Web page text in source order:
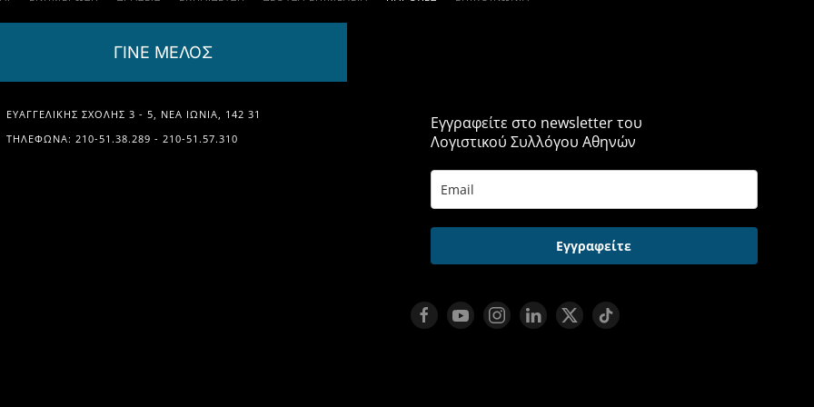
ΓΙΝΕ ΜΕΛΟΣ
ΕΥΑΓΓΕΛΙΚΉΣ ΣΧΟΛΉΣ 3 - 5, ΝΈΑ ΙΩΝΊΑ, 142 31
ΤΗΛΈΦΩΝΑ: 210-51.38.289 - 210-51.57.310
Εγγραφείτε στο newsletter του
Λογιστικού Συλλόγου Αθηνών
Εγγραφείτε